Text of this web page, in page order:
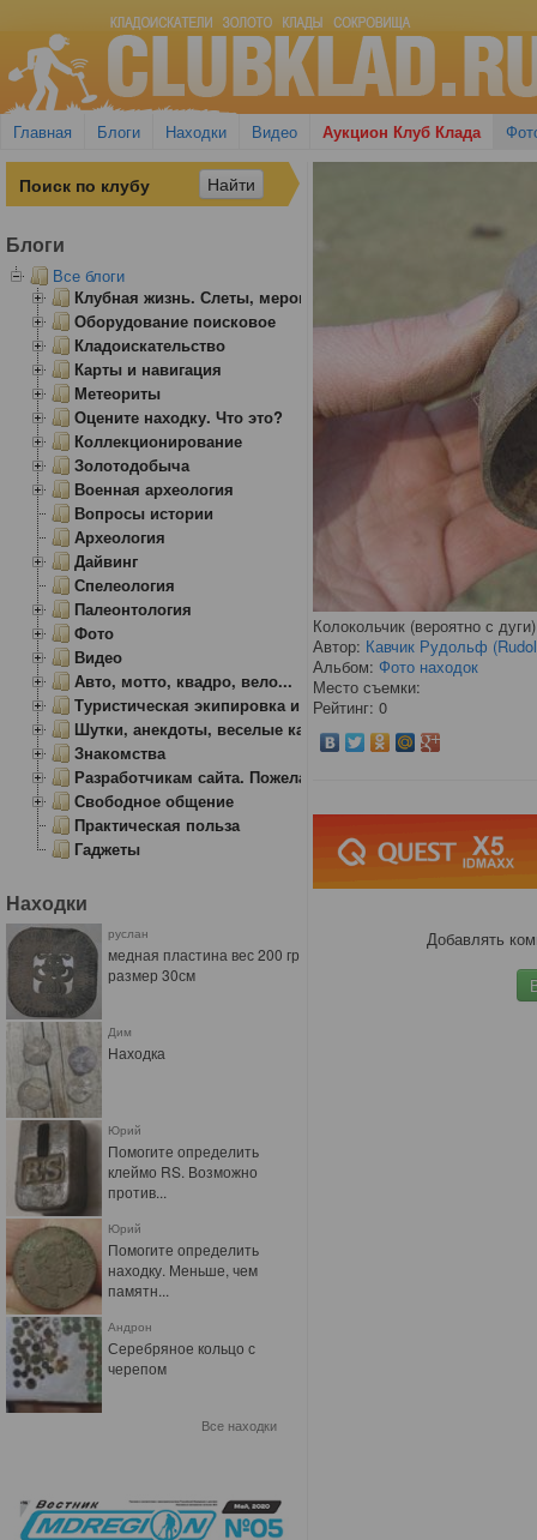
Главная Блоги Находки Видео Аукцион Клуб Клада
Колокольчик (вероятно с
Автор: Кавчик Рудольф
Альбом:Фото находок
Место съемки:
Рейтинг: 0
Добавлять
Блоги
Все блоги
Клубная жизнь. Слеты, мероприятия
Оборудование поисковое
Кладоискательство
Карты и навигация
Метеориты
Оцените находку. Что это?
Коллекционирование
Золотодобыча
Военная археология
Вопросы истории
Археология
Дайвинг
Спелеология
Палеонтология
Фото
Видео
Авто, мотто, квадро, вело...
Туристическая экипировка и снаряжение
Шутки, анекдоты, веселые картинки
Знакомства
Разработчикам сайта. Пожелания, замечания.
Свободное общение
Практическая польза
Гаджеты
Находки
руслан
медная пластина вес 200 гр
размер 30см
Дим
Находка
Юрий
Помогите определить
клеймо RS. Возможно
против...
Юрий
Помогите определить
находку. Меньше, чем
памятн...
Андрон
Серебряное кольцо с
черепом
Все находки